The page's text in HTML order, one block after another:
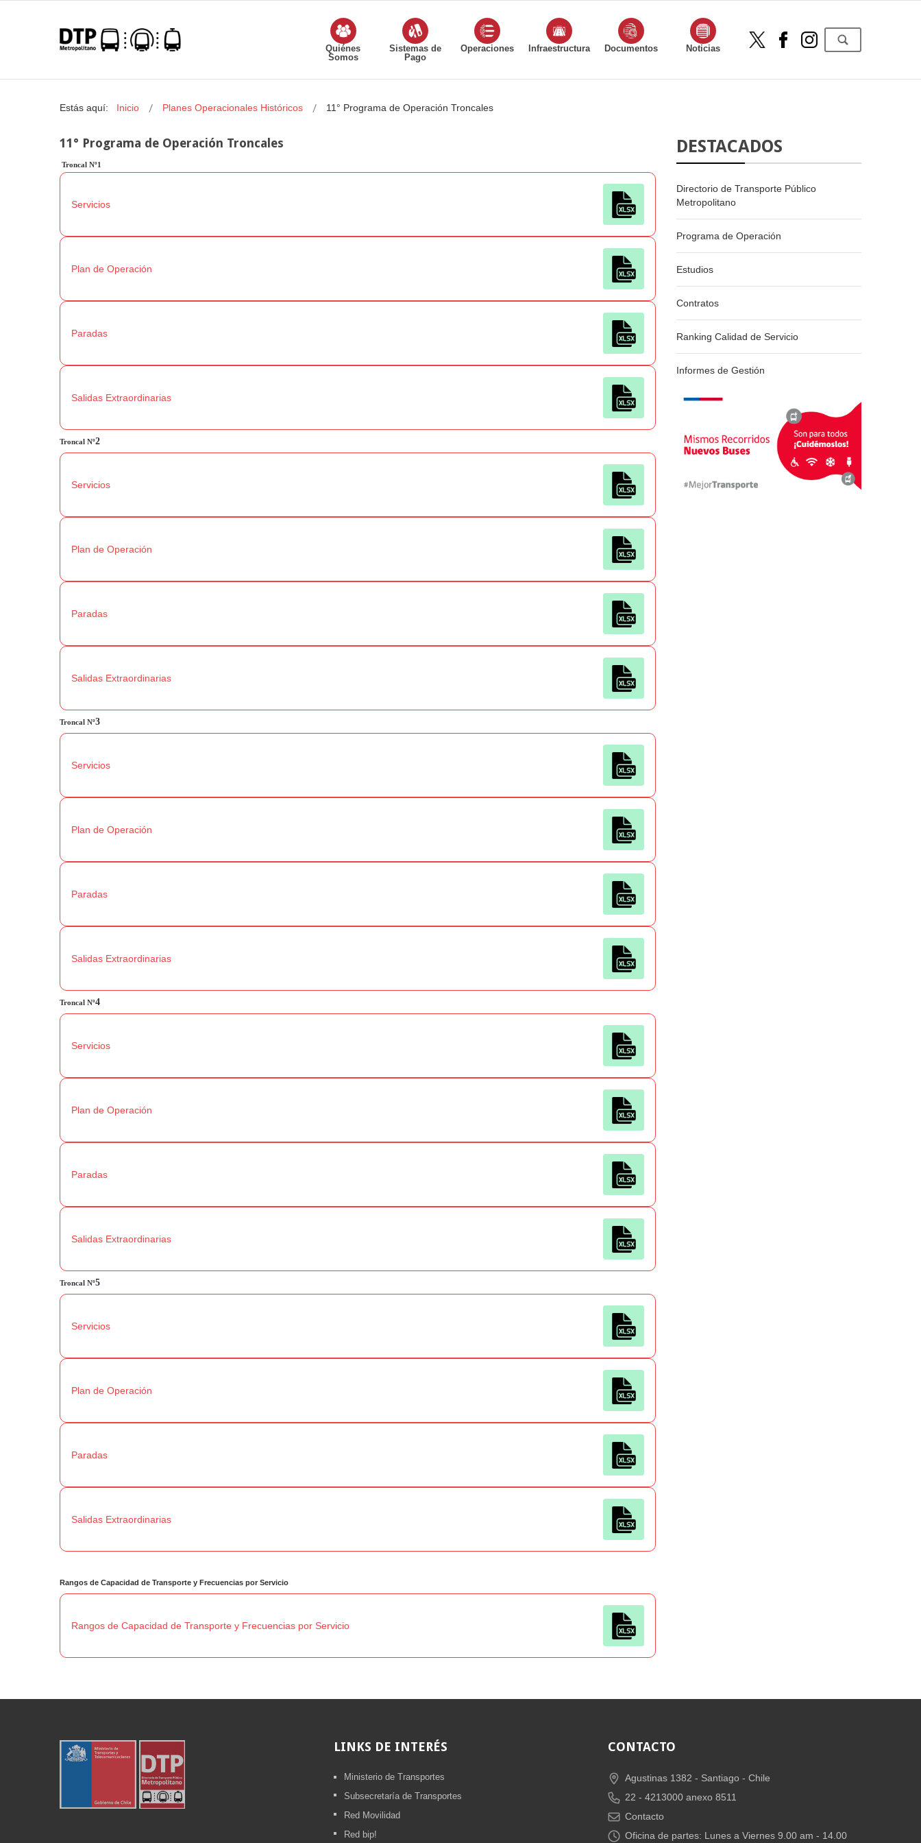
Quiénes
Somos
Sistemas de
Pago
Operaciones Infraestructura Documentos Noticias
Estás aquí: Inicio Planes Operacionales Históricos 11° Programa de Operación Troncales
11° Programa de Operación Troncales
Troncal Nº1
Servicios
Plan de Operación
Paradas
Salidas Extraordinarias
Troncal Nº2
Servicios
Plan de Operación
Paradas
Salidas Extraordinarias
Troncal Nº3
Servicios
Plan de Operación
Paradas
Salidas Extraordinarias
Troncal Nº4
Servicios
Plan de Operación
Paradas
Salidas Extraordinarias
Troncal Nº5
Servicios
Plan de Operación
Paradas
Salidas Extraordinarias
Rangos de Capacidad de Transporte y Frecuencias por Servicio
Rangos de Capacidad de Transporte y Frecuencias por Servicio
DESTACADOS
Directorio de Transporte Público
Metropolitano
Programa de Operación
Estudios
Contratos
Ranking Calidad de Servicio
Informes de Gestión
LINKS DE INTERÉS
Ministerio de Transportes
Subsecretaría de Transportes
Red Movilidad
Red bip!
CONTACTO
Agustinas 1382 - Santiago - Chile
22 - 4213000 anexo 8511
Contacto
Oficina de partes: Lunes a Viernes 9.00 am - 14.00